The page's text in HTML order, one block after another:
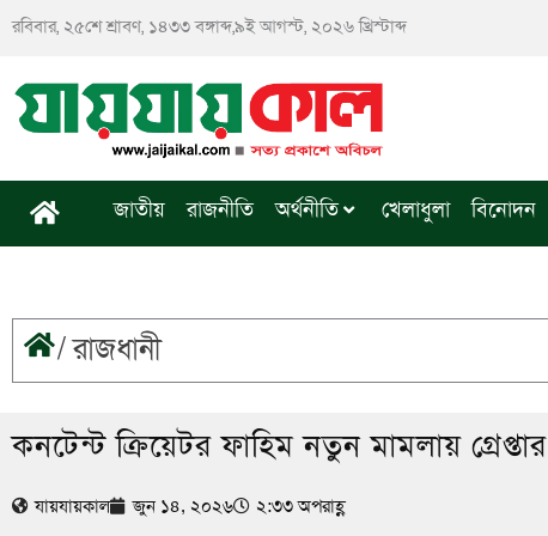
Skip
রবিবার, ২৫শে শ্রাবণ, ১৪৩৩ বঙ্গাব্দ,৯ই আগস্ট, ২০২৬ খ্রিস্টাব্দ
জাতীয় রাজনীতি অর্থনীতি খেলাধুলা বিনোদন
/রাজধানী
কনটেন্ট ক্রিয়েটর ফাহিম নতুন মামলায় গ্রেপ্তার
যায়যায়কাল জুন ১৪, ২০২৬ ২:৩৩ অপরাহ্ণ